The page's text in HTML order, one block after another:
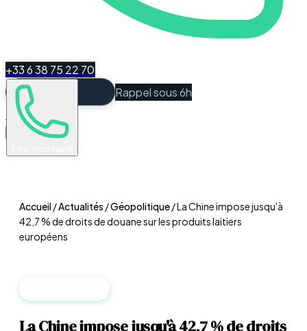
+33 6 38 75 22 70
Rappel sous 6h
Espace Client
Accueil/Actualités /Géopolitique/La Chine impose jusqu'à
42,7 % de droits de douane sur les produits laitiers
européens
La Chine impose jusqu'à 42,7 % de droits